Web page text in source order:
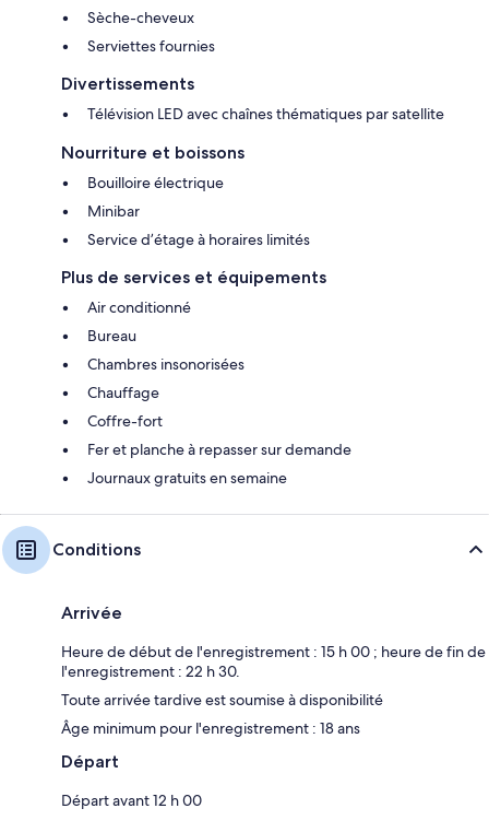
Sèche-cheveux
Serviettes fournies
Divertissements
Télévision LED avec chaînes thématiques par satellite
Nourriture et boissons
Bouilloire électrique
Minibar
Service d’étage à horaires limités
Plus de services et équipements
Air conditionné
Bureau
Chambres insonorisées
Chauffage
Coffre-fort
Fer et planche à repasser sur demande
Journaux gratuits en semaine
Conditions
Arrivée
Heure de début de l'enregistrement : 15 h 00 ; heure de fin de
l'enregistrement : 22 h 30.
Toute arrivée tardive est soumise à disponibilité
Âge minimum pour l'enregistrement : 18 ans
Départ
Départ avant 12 h 00